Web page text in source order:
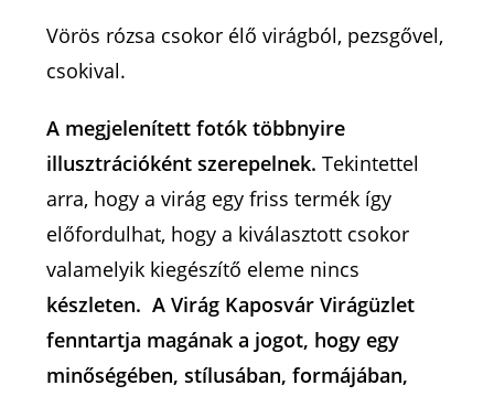
Vörös rózsa csokor élő virágból, pezsgővel,
csokival.
A megjelenített fotók többnyire
illusztrációként szerepelnek. Tekintettel
arra, hogy a virág egy friss termék így
előfordulhat, hogy a kiválasztott csokor
valamelyik kiegészítő eleme nincs
készleten. A Virág Kaposvár Virágüzlet
fenntartja magának a jogot, hogy egy
minőségében, stílusában, formájában,